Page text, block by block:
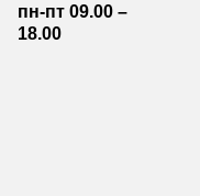
пн-пт 09.00 –
18.00